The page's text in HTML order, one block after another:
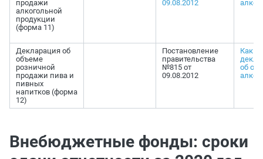
продажи
алкогольной
продукции
(форма 11)
09.08.2012
Декларация об
объеме
розничной
продажи пива и
пивных
напитков (форма
12)
Постановление
правительства
№815 от
09.08.2012
Как
об
Внебюджетные фонды: сроки